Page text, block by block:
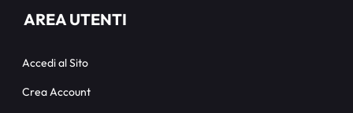
AREA UTENTI
Accedi al Sito
Crea Account